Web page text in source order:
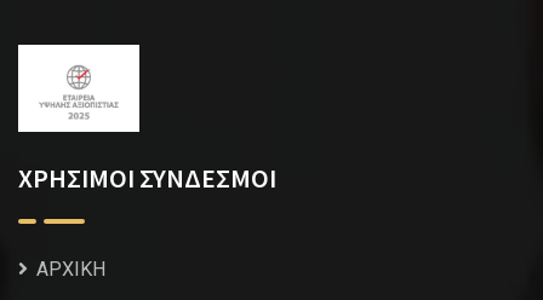
ΧΡΗΣΙΜΟΙ ΣΥΝΔΕΣΜΟΙ
ΑΡΧΙΚΗ